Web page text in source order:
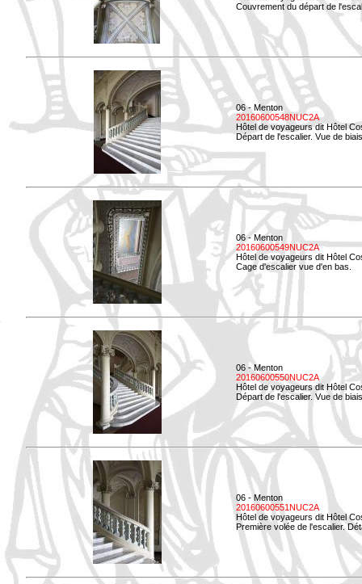
Couvrement du départ de
06 - Menton
20160600548NUC2A
Hôtel de voyageurs dit Hôtel
Départ de l'escalier. Vue de
06 - Menton
20160600549NUC2A
Hôtel de voyageurs dit Hôtel
Cage d'escalier vue d'en bas.
06 - Menton
20160600550NUC2A
Hôtel de voyageurs dit Hôtel
Départ de l'escalier. Vue de
06 - Menton
20160600551NUC2A
Hôtel de voyageurs dit Hôtel
Première volée de l'escalier.